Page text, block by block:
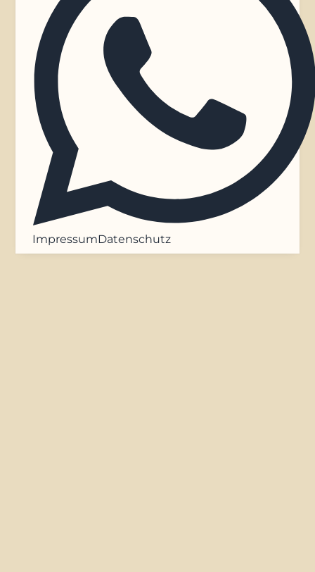
ImpressumDatenschutz